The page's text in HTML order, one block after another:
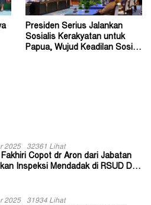
Presiden Serius Jalankan
Sosialis Kerakyatan untuk
Papua, Wujud Keadilan Sosial
2025 32361 Lihat
Copot dr Aron dari Jabatan
Inspeksi Mendadak di RSUD Dok
2025 31934 Lihat